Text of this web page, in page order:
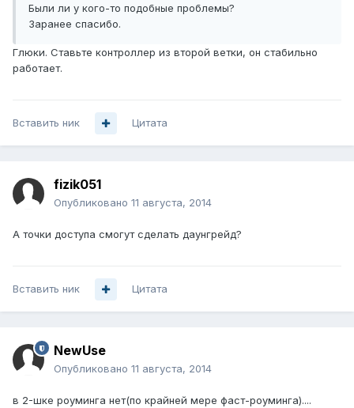
Были ли у кого-то подобные проблемы?
Заранее спасибо.
Глюки. Ставьте контроллер из второй ветки, он стабильно
работает.
Вставить ник Цитата
fizik051
Опубликовано 11 августа, 2014
А точки доступа смогут сделать даунгрейд?
Вставить ник Цитата
NewUse
Опубликовано 11 августа, 2014
в 2-шке роуминга нет(по крайней мере фаст-роуминга)....